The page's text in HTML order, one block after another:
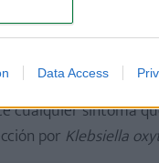
Data Access
de la población, no
prácticas de higiene,
de manos y acudir
cualquier síntoma
por Klebsiella